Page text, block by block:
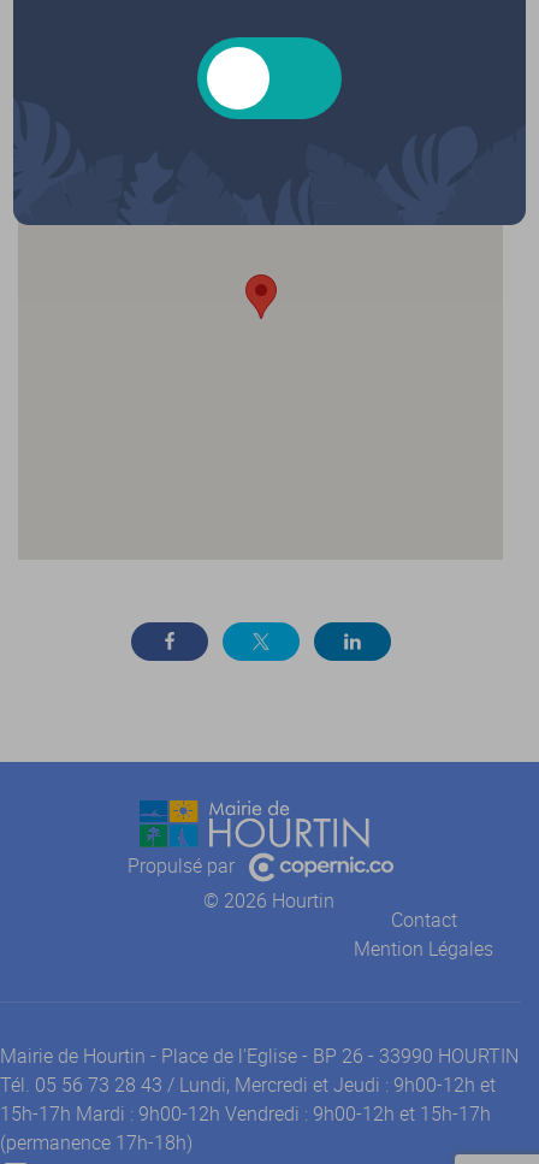
Propulsé par
© 2026 Hourtin
Contact
Mention Légales
Mairie de Hourtin - Place de l'Eglise - BP 26 - 33990 HOURTIN
Tél. 05 56 73 28 43 / Lundi, Mercredi et Jeudi : 9h00-12h et
15h-17h Mardi : 9h00-12h Vendredi : 9h00-12h et 15h-17h
(permanence 17h-18h)